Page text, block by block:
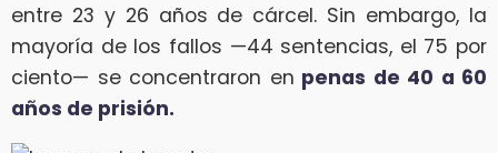
entre 23 y 26 años de cárcel. Sin embargo, la
mayoría de los fallos —44 sentencias, el 75 por
ciento— se concentraron en penas de 40 a 60
años de prisión.